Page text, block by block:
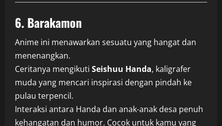
6. Barakamon
Anime ini menawarkan sesuatu yang hangat dan
menenangkan.
Ceritanya mengikuti Seishuu Handa, kaligrafer
muda yang mencari inspirasi dengan pindah ke
pulau terpencil.
Interaksi antara Handa dan anak-anak desa penuh
kehangatan dan humor. Cocok untuk kamu yang